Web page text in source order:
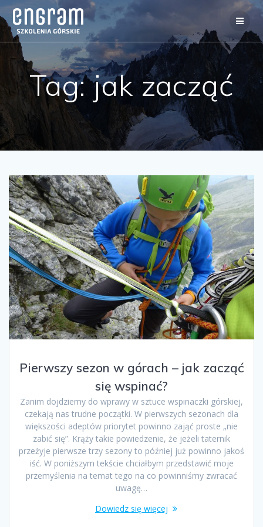
Tag:jak zacząć
Pierwszy sezon w górach – jak zacząć
się wspinać?
Zanim dojdziemy do wprawy w sztuce wspinaczki górskiej,
czekają nas trudne początki. W pierwszych sezonach dla
większości adeptów priorytet powinno zająć proste „nie
zabić się”. Krąży takie powiedzenie, że jeżeli taternik
przeżyje pierwsze trzy sezony to później już powinno jakoś
iść. W poniższym tekście chciałbym przedstawić moje
przemyślenia na temat tego na co powinniśmy zwracać
uwagę…
Dowiedz się więcej